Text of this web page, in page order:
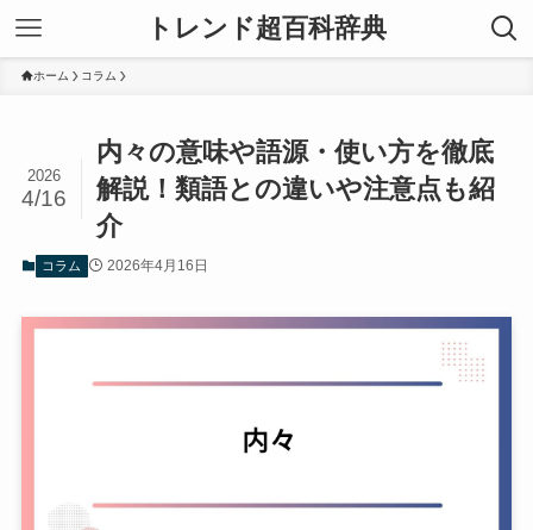
トレンド超百科辞典
ホーム コラム
内々の意味や語源・使い方を徹底
解説！類語との違いや注意点も紹
介
2026
4/16
コラム 2026年4月16日